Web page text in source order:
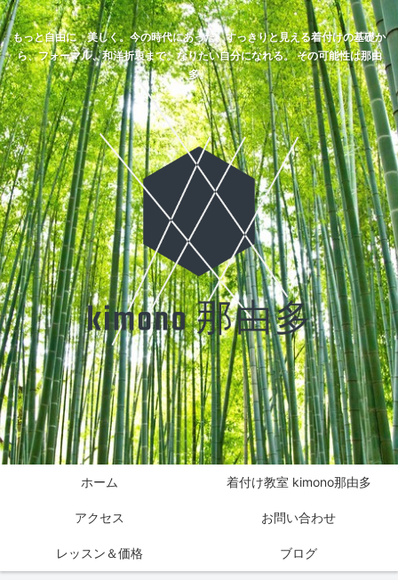
もっと自由に 美しく。今の時代にあった、すっきりと見える着付けの基礎か
ら、フォーマル、和洋折衷まで。なりたい自分になれる。 その可能性は那由
多。
ホーム 着付け教室 kimono那由多
アクセス お問い合わせ
レッスン＆価格 ブログ